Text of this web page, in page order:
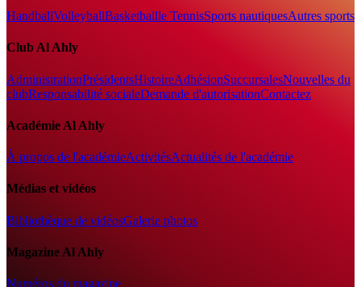
HandballVolleyballBasketballle TennisSports nautiquesAutres sports
Club Al Ahly
AdministrationPrésidentsHistoireAdhésionSuccursalesNouvelles du
clubResponsabilité socialeDemande d'autorisationContactez
Académie Al Ahly
À propos de l'académieActivitésActualités de l'académie
Médias et vidéos
Bibliothèque de vidéosGalerie photos
Magazine Al Ahly
Numéros du magazine